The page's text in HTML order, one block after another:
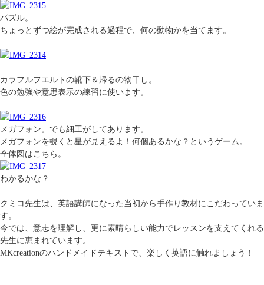
パズル。
ちょっとずつ絵が完成される過程で、何の動物かを当てます。
カラフルフエルトの靴下＆帰るの物干し。
色の勉強や意思表示の練習に使います。
メガフォン。でも細工がしてあります。
メガフォンを覗くと星が見えるよ！何個あるかな？というゲーム。
全体図はこちら。
わかるかな？
クミコ先生は、英語講師になった当初から手作り教材にこだわっていま
す。
今では、意志を理解し、更に素晴らしい能力でレッスンを支えてくれる
先生に恵まれています。
MKcreationのハンドメイドテキストで、楽しく英語に触れましょう！